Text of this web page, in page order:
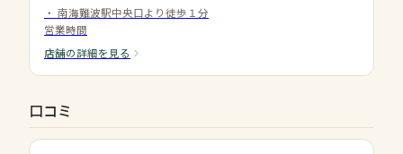
・ 南海難波駅中央口より徒歩１分
営業時間
店舗の詳細を見る
口コミ